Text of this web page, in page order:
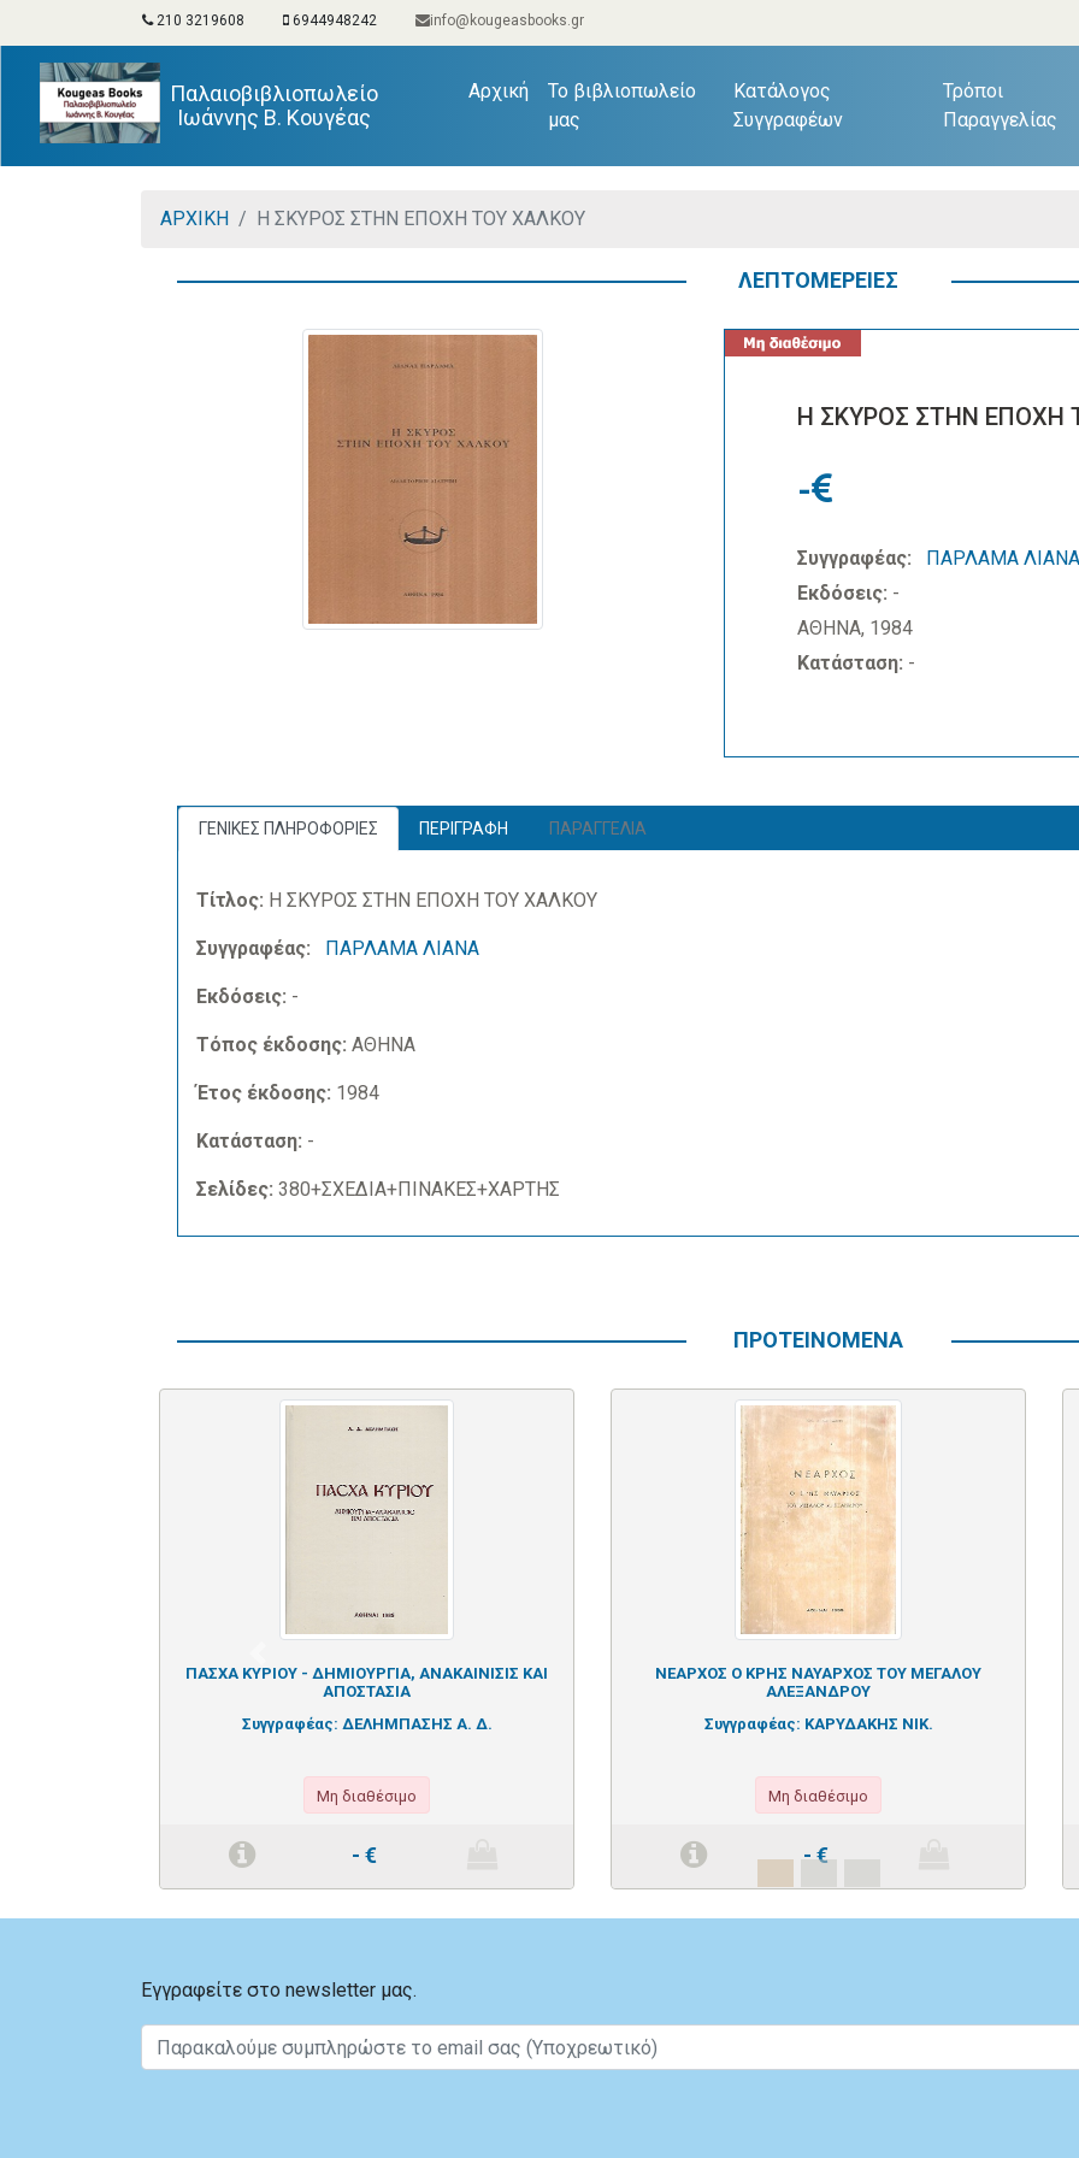
210 3219608 6944948242 info@kougeasbooks.gr
Παλαιοβιβλιοπωλείο
Ιωάννης Β. Κουγέας
Αρχική(current)
Το βιβλιοπωλείο
μας
Κατάλογος
Συγγραφέων
Τρόποι
Παραγγελίας
ΑΡΧΙΚΗ Η ΣΚΥΡΟΣ ΣΤΗΝ ΕΠΟΧΗ ΤΟΥ ΧΑΛΚΟΥ
ΛΕΠΤΟΜΕΡΕΙΕΣ
Η ΣΚΥΡΟΣ ΣΤΗΝ ΕΠΟΧΗ
-
Συγγραφέας:
ΠΑΡΛΑΜΑ ΛΙΑΝΑ
Εκδόσεις: -
ΑΘΗΝΑ, 1984
Κατάσταση: -
ΓΕΝΙΚΕΣ ΠΛΗΡΟΦΟΡΙΕΣ ΠΕΡΙΓΡΑΦΗ ΠΑΡΑΓΓΕΛΙΑ
Τίτλος: Η ΣΚΥΡΟΣ ΣΤΗΝ ΕΠΟΧΗ ΤΟΥ ΧΑΛΚΟΥ
Συγγραφέας: ΠΑΡΛΑΜΑ ΛΙΑΝΑ
Εκδόσεις: -
Τόπος έκδοσης: ΑΘΗΝΑ
Έτος έκδοσης: 1984
Κατάσταση: -
Σελίδες: 380+ΣΧΕΔΙΑ+ΠΙΝΑΚΕΣ+ΧΑΡΤΗΣ
ΠΡΟΤΕΙΝΟΜΕΝΑ
ΠΑΣΧΑ ΚΥΡΙΟΥ - ΔΗΜΙΟΥΡΓΙΑ, ΑΝΑΚΑΙΝΙΣΙΣ ΚΑΙ
ΑΠΟΣΤΑΣΙΑ
Συγγραφέας: ΔΕΛΗΜΠΑΣΗΣ Α. Δ.
Μη διαθέσιμο
- €
ΝΕΑΡΧΟΣ Ο ΚΡΗΣ ΝΑΥΑΡΧΟΣ ΤΟΥ ΜΕΓΑΛΟΥ
ΑΛΕΞΑΝΔΡΟΥ
Συγγραφέας: ΚΑΡΥΔΑΚΗΣ ΝΙΚ.
Μη διαθέσιμο
- €
Previous
Εγγραφείτε στο newsletter μας.